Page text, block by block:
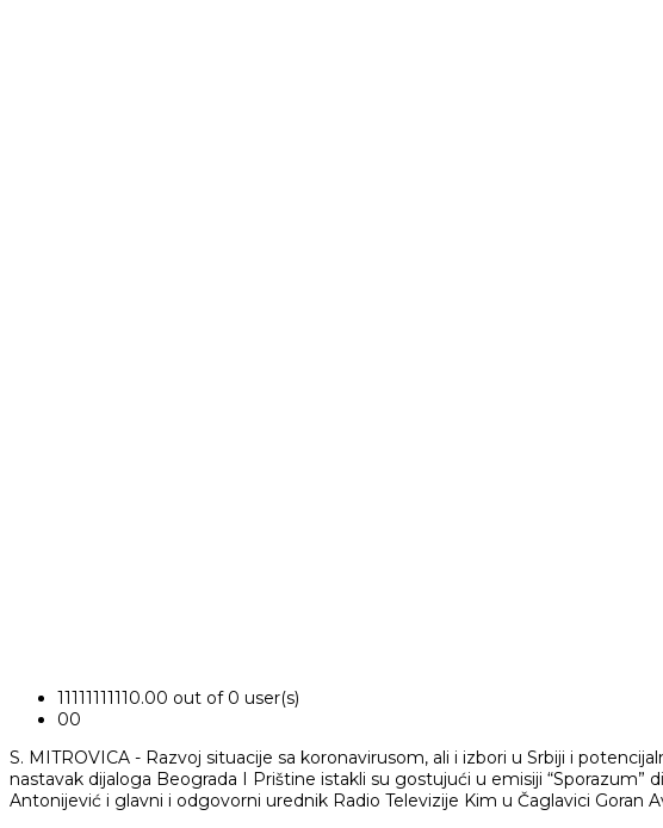
11111111110.00 out of 0 user(s)
00
S. MITROVICA - Razvoj situacije sa koronavirusom, ali i izbori u Srbiji i
nastavak dijaloga Beograda I Prištine istakli su gostujući u emisiji
Antonijević i glavni i odgovorni urednik Radio Televizije Kim u Čaglavici Goran